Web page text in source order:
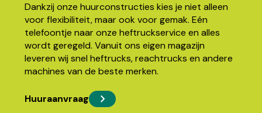
Dankzij onze huurconstructies kies je niet alleen
voor flexibiliteit, maar ook voor gemak. Eén
telefoontje naar onze heftruckservice en alles
wordt geregeld. Vanuit ons eigen magazijn
leveren wij snel heftrucks, reachtrucks en andere
machines van de beste merken.
Huuraanvraag